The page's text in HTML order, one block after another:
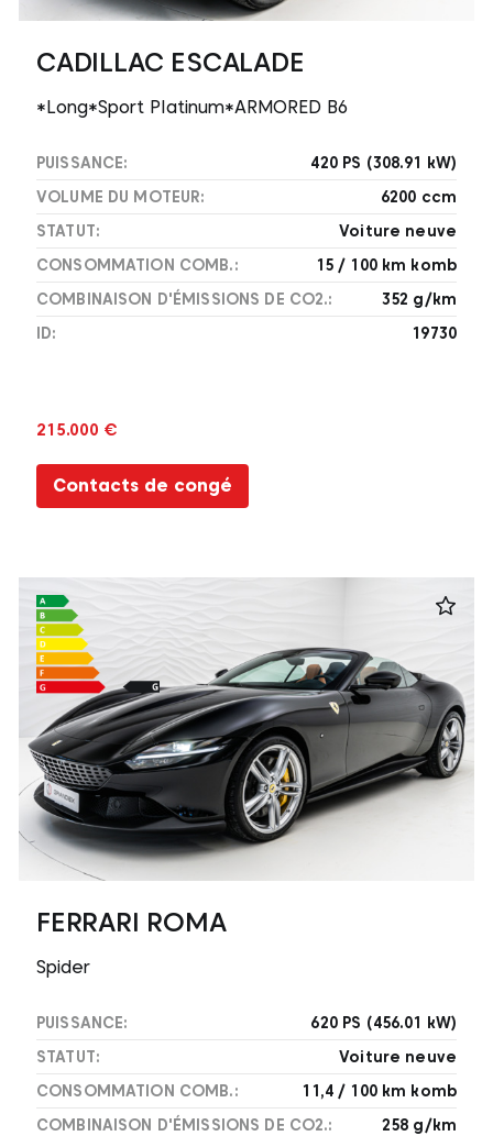
CADILLAC ESCALADE
*Long*Sport Platinum*ARMORED B6
PUISSANCE:
420 PS (308.91 kW)
VOLUME DU MOTEUR:
6200 ccm
STATUT:
Voiture neuve
CONSOMMATION COMB.:
15 / 100 km komb
COMBINAISON D'ÉMISSIONS DE CO2.:
352 g/km
ID:
19730
215.000 €
Contacts de congé
FERRARI ROMA
Spider
PUISSANCE:
620 PS (456.01 kW)
STATUT:
Voiture neuve
CONSOMMATION COMB.:
11,4 / 100 km komb
COMBINAISON D'ÉMISSIONS DE CO2.:
258 g/km